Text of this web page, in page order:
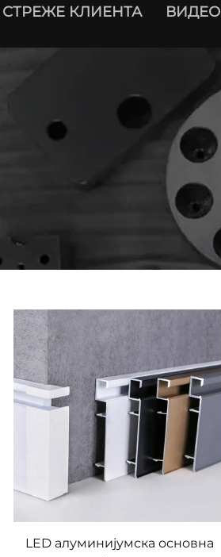
СТРЕЖЕ КЛИЕНТА ВИДЕО
LED алуминијумска основна